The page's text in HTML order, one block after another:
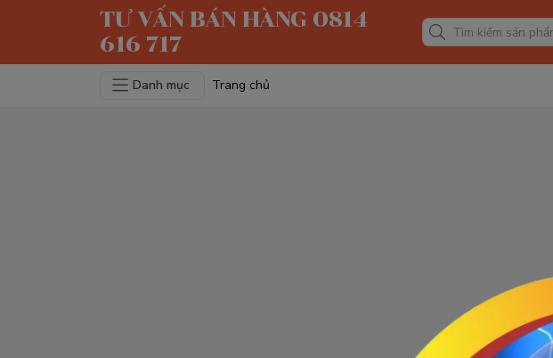
TƯ VẤN BÁN HÀNG 0814
616 717
Danh mục Trang chủ